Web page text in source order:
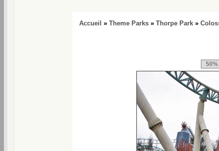
Accueil » Theme Parks» Thorpe Park»